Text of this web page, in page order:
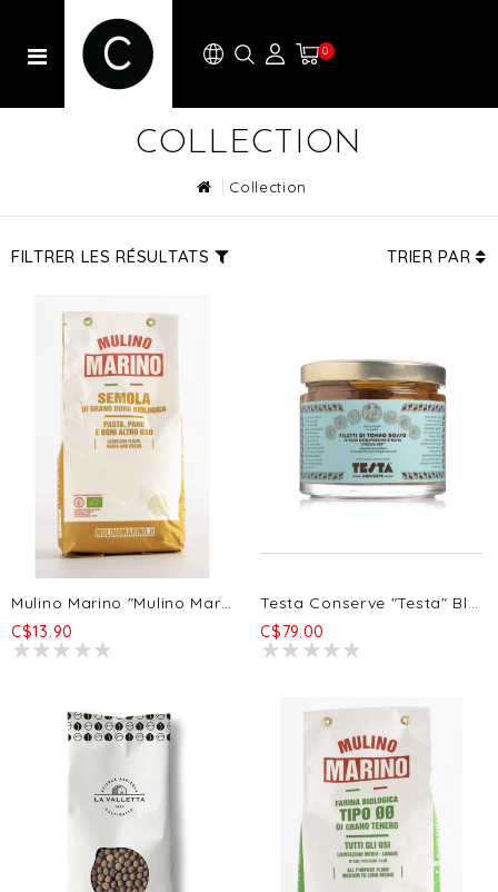
0
COLLECTION
Collection
FILTRER LES RÉSULTATS TRIER PAR
Mulino Marino "Mulino Marino" Organic Durum Wheat Semolina Flour (Semola Di Grano Duro) 5/1k
C$13.90
Testa Conserve "Testa" Bluefin Tuna Fillets In Organic EVOO 4/620g
C$79.00